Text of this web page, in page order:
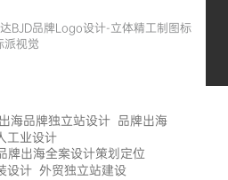
BJD品牌Logo设计-立体精工制图标
派视觉
出海品牌独立站设计 品牌出海
工业设计
牌出海全案设计策划定位
设计 外贸独立站建设